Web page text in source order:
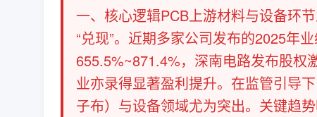
一、核心逻辑PCB上游材料与设备环
“兑现”。近期多家公司发布的2025年
655.5%~871.4%，深南电路发布股权
业亦录得显著盈利提升。在监管引导
子布）与设备领域尤为突出。关键趋